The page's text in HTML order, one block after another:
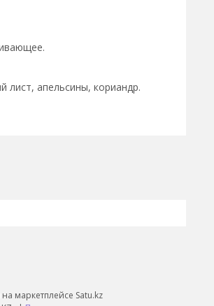
апельсины, кориандр.
маркетплейсе Satu.kz